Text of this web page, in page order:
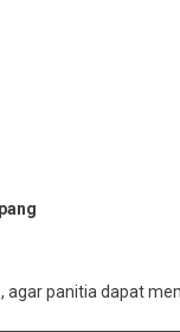
, agar panitia dapat